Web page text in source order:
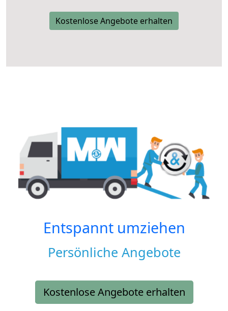
Kostenlose Angebote erhalten
Entspannt umziehen
Persönliche Angebote
Kostenlose Angebote erhalten